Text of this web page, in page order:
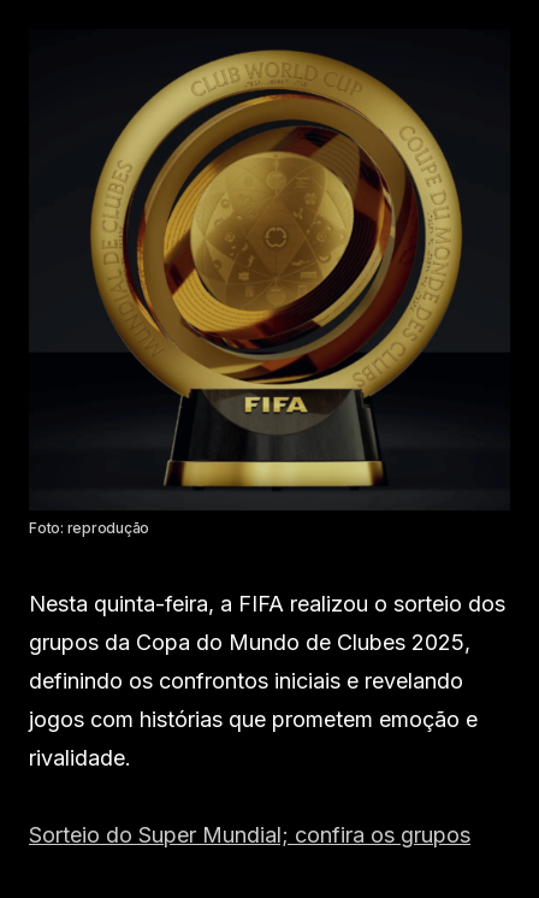
Foto: reprodução
Nesta quinta-feira, a FIFA realizou o sorteio dos
grupos da Copa do Mundo de Clubes 2025,
definindo os confrontos iniciais e revelando
jogos com histórias que prometem emoção e
rivalidade.
Sorteio do Super Mundial; confira os grupos